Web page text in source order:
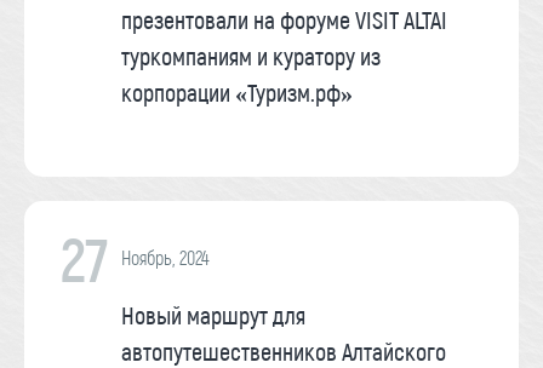
презентовали на форуме VISIT ALTAI
туркомпаниям и куратору из
корпорации «Туризм.рф»
27 Ноябрь, 2024
Новый маршрут для
автопутешественников Алтайского